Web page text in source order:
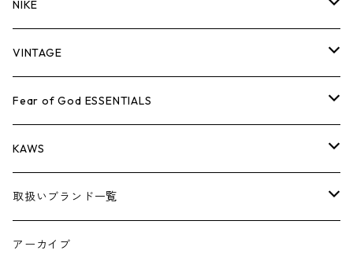
バッグ
シューズ
小物
コラボレーション
×THE NORTH FACE
×COMME des GARCONS
シーズンアイテム
26SS
BOX LOGOアイテム
キャップ・ハット
バッグ
シューズ
小物
パンツ
キャップ・ハット
バッグ
シューズ
小物
ジャケット
パンツ
キャップ・ハット
バッグ
シューズ
小物
シャツ
ジャケット
パンツ
キャップ・ハット
バッグ
シューズ
スウェット/ニット
シャツ
ジャケット
パンツ
キャップ
バッグ
ロンTEE
スウェット/ニット
シャツ
ジャケット
パンツ
キャップ・ハット
Tシャツ
ロンTEE
スウェット/ニット
シャツ
ジャケット
パンツ
NIKE
シューズ
AIR JORDAN 1
AIR JORDAN 3
アパレル・小物
VINTAGE
Tシャツ
ロンTEE
スウェット/ニット
ジャケット
Fear of God ESSENTIALS
Tシャツ
ロンTEE
スウェット/ニット
KAWS
アパレル
小物
取扱いブランド一覧
A
アーカイブ